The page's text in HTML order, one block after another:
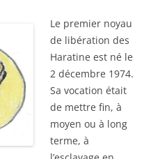
Le premier noyau
de libération des
Haratine est né le
2 décembre 1974.
Sa vocation était
de mettre fin, à
moyen ou à long
terme, à